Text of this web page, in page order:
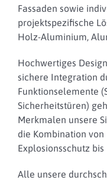
Fassaden sowie
projektspezifische
Holz-Aluminium,
Hochwertiges
sichere Integration
Funktionselemente
Sicherheitstüren)
Merkmalen unsere
die Kombination von
Explosionsschutz
Alle unsere